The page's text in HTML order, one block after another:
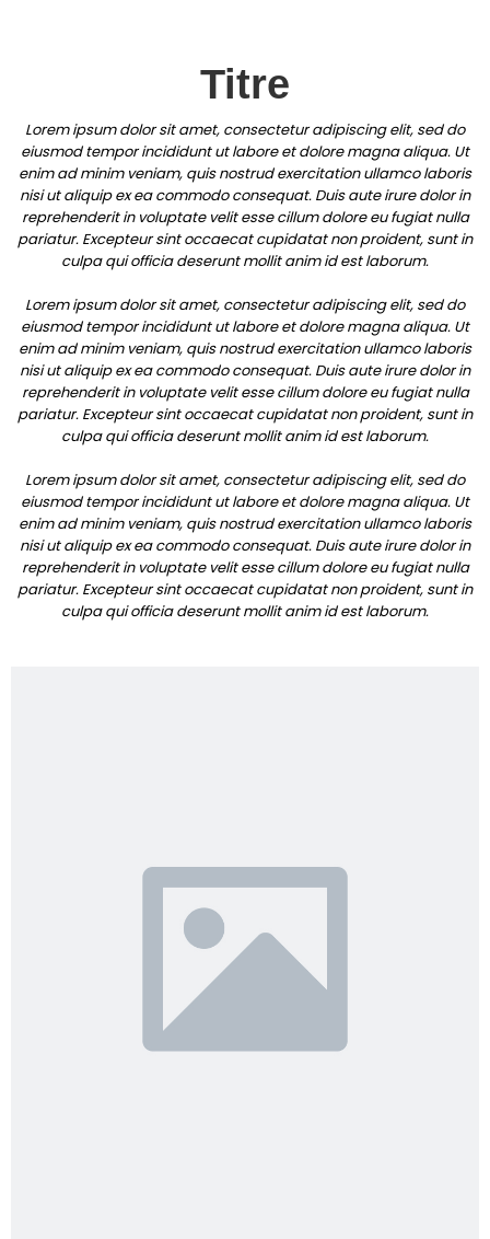
Titre
Lorem ipsum dolor sit amet, consectetur adipiscing elit, sed do
eiusmod tempor incididunt ut labore et dolore magna aliqua. Ut
enim ad minim veniam, quis nostrud exercitation ullamco laboris
nisi ut aliquip ex ea commodo consequat. Duis aute irure dolor in
reprehenderit in voluptate velit esse cillum dolore eu fugiat nulla
pariatur. Excepteur sint occaecat cupidatat non proident, sunt in
culpa qui officia deserunt mollit anim id est laborum.
Lorem ipsum dolor sit amet, consectetur adipiscing elit, sed do
eiusmod tempor incididunt ut labore et dolore magna aliqua. Ut
enim ad minim veniam, quis nostrud exercitation ullamco laboris
nisi ut aliquip ex ea commodo consequat. Duis aute irure dolor in
reprehenderit in voluptate velit esse cillum dolore eu fugiat nulla
pariatur. Excepteur sint occaecat cupidatat non proident, sunt in
culpa qui officia deserunt mollit anim id est laborum.
Lorem ipsum dolor sit amet, consectetur adipiscing elit, sed do
eiusmod tempor incididunt ut labore et dolore magna aliqua. Ut
enim ad minim veniam, quis nostrud exercitation ullamco laboris
nisi ut aliquip ex ea commodo consequat. Duis aute irure dolor in
reprehenderit in voluptate velit esse cillum dolore eu fugiat nulla
pariatur. Excepteur sint occaecat cupidatat non proident, sunt in
culpa qui officia deserunt mollit anim id est laborum.